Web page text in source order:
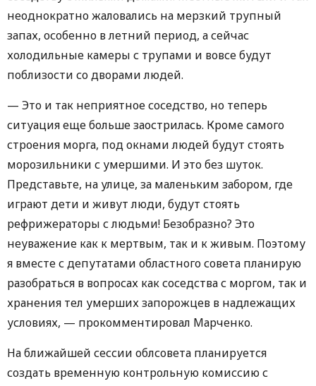
неоднократно жаловались на мерзкий трупный
запах, особенно в летний период, а сейчас
холодильные камеры с трупами и вовсе будут
поблизости со дворами людей.
— Это и так неприятное соседство, но теперь
ситуация еще больше заострилась. Кроме самого
строения морга, под окнами людей будут стоять
морозильники с умершими. И это без шуток.
Представьте, на улице, за маленьким забором, где
играют дети и живут люди, будут стоять
рефрижераторы с людьми! Безобразно? Это
неуважение как к мертвым, так и к живым. Поэтому
я вместе с депутатами областного совета планирую
разобраться в вопросах как соседства с моргом, так и
хранения тел умерших запорожцев в надлежащих
условиях, — прокомментировал Марченко.
На ближайшей сессии облсовета планируется
создать временную контрольную комиссию с